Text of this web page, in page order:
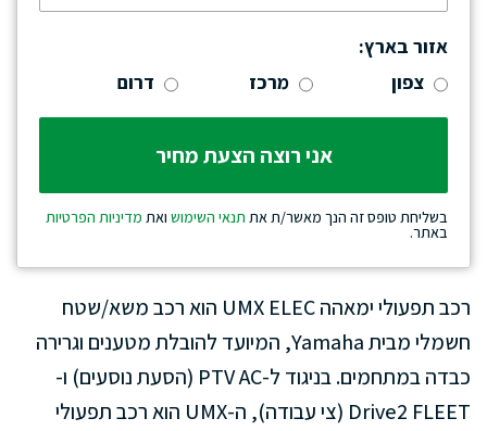
אזור בארץ:
צפון
מרכז דרום
בשליחת טופס זה הנך מאשר/ת את תנאי השימוש ואת מדיניות הפרטיות
באתר.
רכב תפעולי ימאהה UMX ELEC הוא רכב משא/שטח
חשמלי מבית Yamaha, המיועד להובלת מטענים וגרירה
כבדה במתחמים. בניגוד ל-PTV AC (הסעת נוסעים) ו-
Drive2 FLEET (צי עבודה), ה-UMX הוא רכב תפעולי